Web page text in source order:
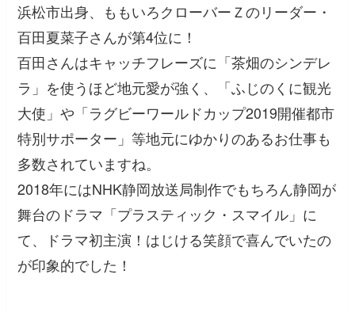
浜松市出身、ももいろクローバーＺのリーダー・
百田夏菜子さんが第4位に！
百田さんはキャッチフレーズに「茶畑のシンデレ
ラ」を使うほど地元愛が強く、「ふじのくに観光
大使」や「ラグビーワールドカップ2019開催都市
特別サポーター」等地元にゆかりのあるお仕事も
多数されていますね。
2018年にはNHK静岡放送局制作でもちろん静岡が
舞台のドラマ「プラスティック・スマイル」に
て、ドラマ初主演！はじける笑顔で喜んでいたの
が印象的でした！